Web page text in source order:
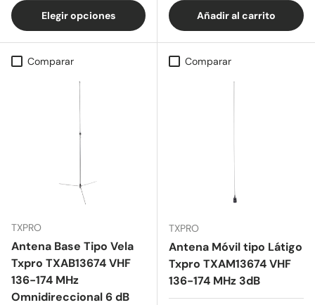
Elegir opciones Añadir al carrito
Comparar
TXPRO
Antena Base Tipo Vela
Txpro TXAB13674 VHF
136-174 MHz
Omnidireccional 6 dB
Comparar
TXPRO
Antena Móvil tipo Látigo
Txpro TXAM13674 VHF
136-174 MHz 3dB